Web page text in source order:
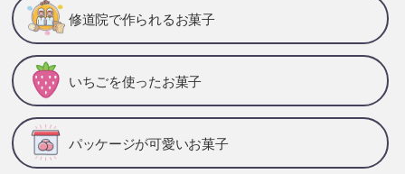
修道院で作られるお菓子
いちごを使ったお菓子
パッケージが可愛いお菓子